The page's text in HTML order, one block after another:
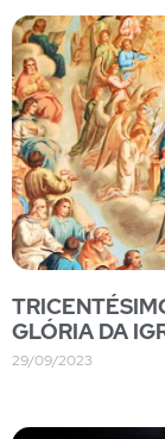
GLÓRIA DA
29/09/2023